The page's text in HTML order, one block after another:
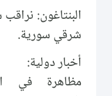
البنتاغون:
شرقي سورية.
أخبار دولية:
مظاهرة في